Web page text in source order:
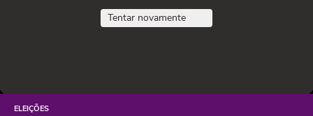
Tentar novamente
ELEIÇÕES